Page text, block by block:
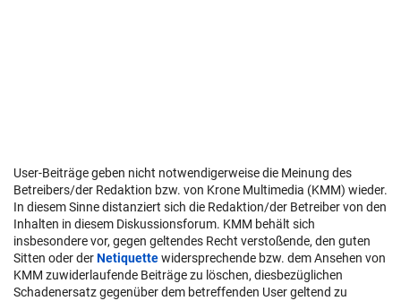
User-Beiträge geben nicht notwendigerweise die Meinung des
Betreibers/der Redaktion bzw. von Krone Multimedia (KMM) wieder.
In diesem Sinne distanziert sich die Redaktion/der Betreiber von den
Inhalten in diesem Diskussionsforum. KMM behält sich
insbesondere vor, gegen geltendes Recht verstoßende, den guten
Sitten oder derNetiquettewidersprechende bzw. dem Ansehen von
KMM zuwiderlaufende Beiträge zu löschen, diesbezüglichen
Schadenersatz gegenüber dem betreffenden User geltend zu